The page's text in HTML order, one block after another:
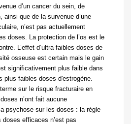
d’un cancer du sein, de
ainsi que de la survenue d’une
n’est pas actuellement
doses. La protection de l’os est le
L’effet d’ultra faibles doses de
osseuse est certain mais le gain
significativement plus faible dans
plus faibles doses d'estrogène.
sur le risque fracturaire en
n’ont fait aucune
psychose sur les doses : la règle
doses efficaces n’est pas